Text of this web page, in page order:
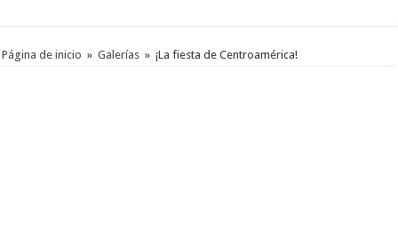
Página de inicio » Galerías » ¡La fiesta de Centroamérica!